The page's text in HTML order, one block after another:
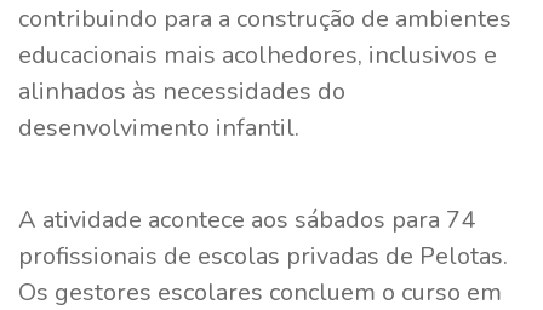
contribuindo para a construção de ambientes
educacionais mais acolhedores, inclusivos e
alinhados às necessidades do
desenvolvimento infantil.
A atividade acontece aos sábados para 74
profissionais de escolas privadas de Pelotas.
Os gestores escolares concluem o curso em